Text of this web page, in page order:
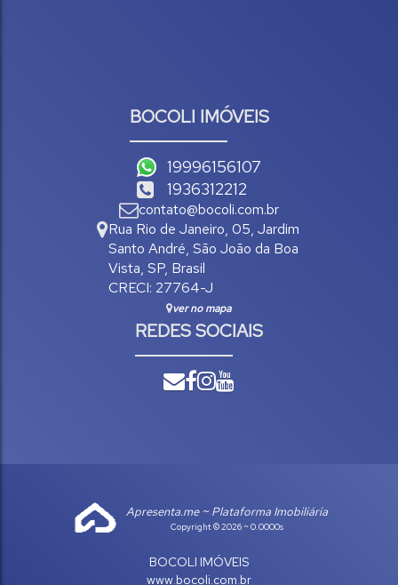
BOCOLI IMÓVEIS
19996156107
1936312212
contato@bocoli.com.br
Rua Rio de Janeiro, 05, Jardim
Santo André, São João da Boa
Vista, SP, Brasil
CRECI: 27764-J
ver no mapa
REDES SOCIAIS
Apresenta.me ~ Plataforma Imobiliária
Copyright © 2026 ~ 0.0000s
BOCOLI IMÓVEIS
www.bocoli.com.br